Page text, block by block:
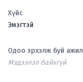
Хүйс
Эмэгтэй
Одоо эрхэлж буй ажил
Мэдээлэл байхгүй